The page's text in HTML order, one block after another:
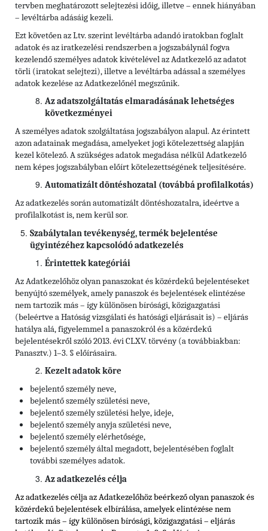
tervben meghatározott selejtezési időig, illetve – ennek hiányában
– levéltárba adásáig kezeli.
Ezt követően az Ltv. szerint levéltárba adandó iratokban foglalt
adatok és az iratkezelési rendszerben a jogszabálynál fogva
kezelendő személyes adatok kivételével az Adatkezelő az adatot
törli (iratokat selejtezi), illetve a levéltárba adással a személyes
adatok kezelése az Adatkezelőnél megszűnik.
Az adatszolgáltatás elmaradásának lehetséges
következményei
A személyes adatok szolgáltatása jogszabályon alapul. Az érintett
azon adatainak megadása, amelyeket jogi kötelezettség alapján
kezel kötelező. A szükséges adatok megadása nélkül Adatkezelő
nem képes jogszabályban előírt kötelezettségének teljesítésére.
Automatizált döntéshozatal (továbbá profilalkotás)
Az adatkezelés során automatizált döntéshozatalra, ideértve a
profilalkotást is, nem kerül sor.
Szabálytalan tevékenység, termék bejelentése
ügyintézéhez kapcsolódó adatkezelés
Érintettek kategóriái
Az Adatkezelőhöz olyan panaszokat és közérdekű bejelentéseket
benyújtó személyek, amely panaszok és bejelentések elintézése
nem tartozik más – így különösen bírósági, közigazgatási
(beleértve a Hatóság vizsgálati és hatósági eljárásait is) – eljárás
hatálya alá, figyelemmel a panaszokról és a közérdekű
bejelentésekről szóló 2013. évi CLXV. törvény (a továbbiakban:
Panasztv.) 1–3. § előírásaira.
Kezelt adatok köre
bejelentő személy neve,
bejelentő személy születési neve,
bejelentő személy születési helye, ideje,
bejelentő személy anyja születési neve,
bejelentő személy elérhetősége,
bejelentő személy által megadott, bejelentésében foglalt
további személyes adatok.
Az adatkezelés célja
Az adatkezelés célja az Adatkezelőhöz beérkező olyan panaszok és
közérdekű bejelentések elbírálása, amelyek elintézése nem
tartozik más – így különösen bírósági, közigazgatási – eljárás